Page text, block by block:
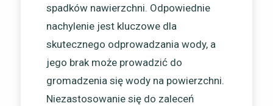
spadków nawierzchni. Odpowiednie
nachylenie jest kluczowe dla
skutecznego odprowadzania wody, a
jego brak może prowadzić do
gromadzenia się wody na powierzchni.
Niezastosowanie się do zaleceń